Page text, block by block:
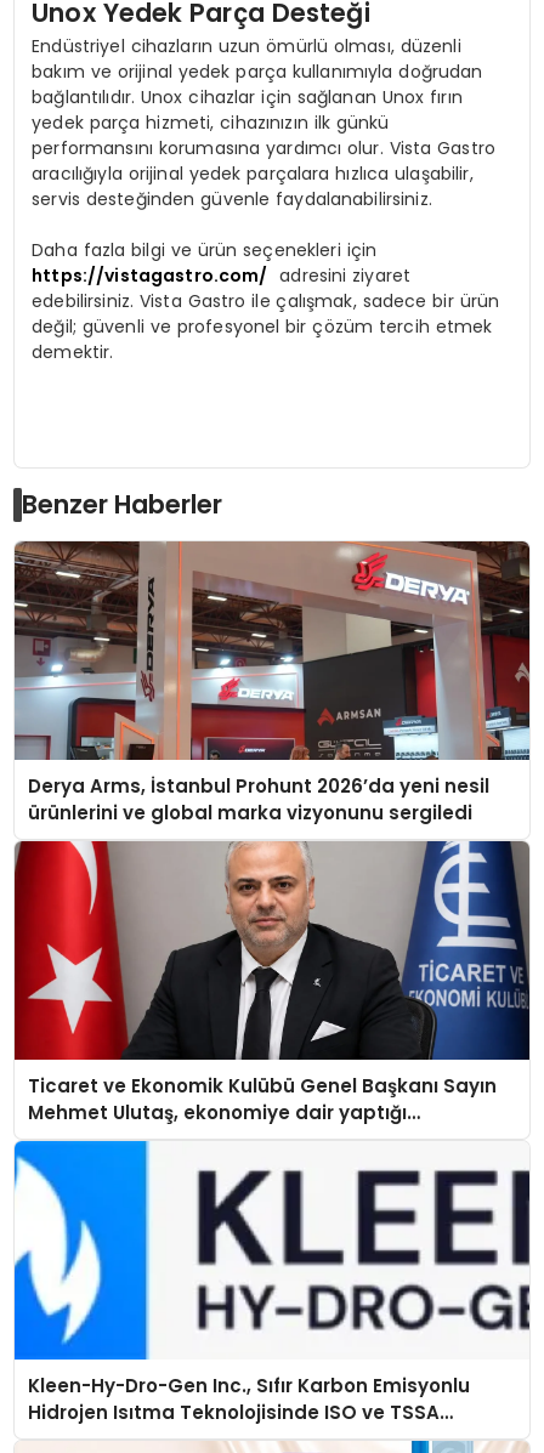
Unox Yedek Parça Desteği
Endüstriyel cihazların uzun ömürlü olması, düzenli
bakım ve orijinal yedek parça kullanımıyla doğrudan
bağlantılıdır. Unox cihazlar için sağlanan Unox fırın
yedek parça hizmeti, cihazınızın ilk günkü
performansını korumasına yardımcı olur. Vista Gastro
aracılığıyla orijinal yedek parçalara hızlıca ulaşabilir,
servis desteğinden güvenle faydalanabilirsiniz.
Daha fazla bilgi ve ürün seçenekleri için
https://vistagastro.com/ adresini ziyaret
edebilirsiniz. Vista Gastro ile çalışmak, sadece bir ürün
değil; güvenli ve profesyonel bir çözüm tercih etmek
demektir.
Benzer Haberler
Derya Arms, İstanbul Prohunt 2026’da yeni nesil
ürünlerini ve global marka vizyonunu sergiledi
Ticaret ve Ekonomik Kulübü Genel Başkanı Sayın
Mehmet Ulutaş, ekonomiye dair yaptığı
açıklamada şunları kaydetti:
Kleen-Hy-Dro-Gen Inc., Sıfır Karbon Emisyonlu
Hidrojen Isıtma Teknolojisinde ISO ve TSSA
Düzenleyici Onaylarını Aldı